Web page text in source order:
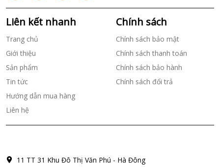
Liên kết nhanh
Trang chủ
Giới thiệu
Sản phẩm
Tin tức
Hướng dẫn mua hàng
Liên hệ
Chính sách
Chính sách bảo mật
Chính sách thanh toán
Chính sách bảo hành
Chính sách đổi trả
11 TT 31 Khu Đô Thị Văn Phú - Hà Đông